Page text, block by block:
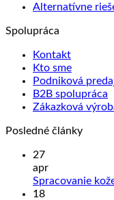
Alternatívne
Spolupráca
Kontakt
Kto sme
Podniková
B2B spolupráca
Zákazková
Posledné články
27
apr
Spracovanie
18